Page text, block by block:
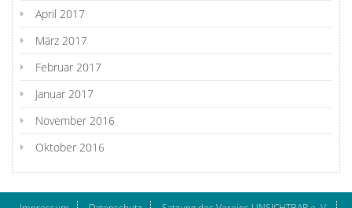
April 2017
März 2017
Februar 2017
Januar 2017
November 2016
Oktober 2016